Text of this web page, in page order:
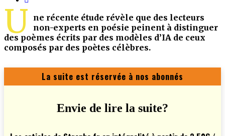
U ne récente étude révèle que des lecteurs
non-experts en poésie peinent à distinguer
des poèmes écrits par des modèles d’IA de ceux
composés par des poètes célèbres.
La suite est réservée à nos abonnés
Envie de lire la suite?